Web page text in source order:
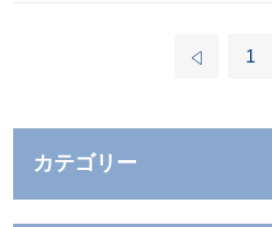
1
カテゴリー